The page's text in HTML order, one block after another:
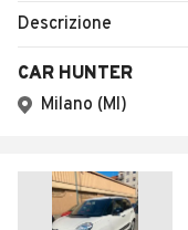
Descrizione
CAR HUNTER
Milano (MI)